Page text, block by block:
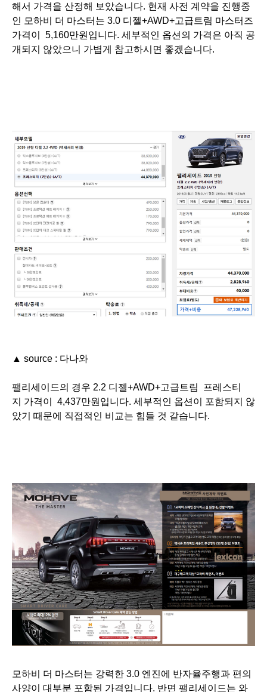
해서 가격을 산정해 보았습니다. 현재 사전 계약을 진행중
인 모하비 더 마스터는 3.0 디젤+AWD+고급트림 마스터즈
가격이 5,160만원입니다. 세부적인 옵션의 가격은 아직 공
개되지 않았으니 가볍게 참고하시면 좋겠습니다.
▲ source : 다나와
팰리세이드의 경우 2.2 디젤+AWD+고급트림 프레스티
지 가격이 4,437만원입니다. 세부적인 옵션이 포함되지 않
았기 때문에 직접적인 비교는 힘들 것 같습니다.
모하비 더 마스터는 강력한 3.0 엔진에 반자율주행과 편의
사양이 대부분 포함된 가격입니다. 반면 팰리세이드는 와